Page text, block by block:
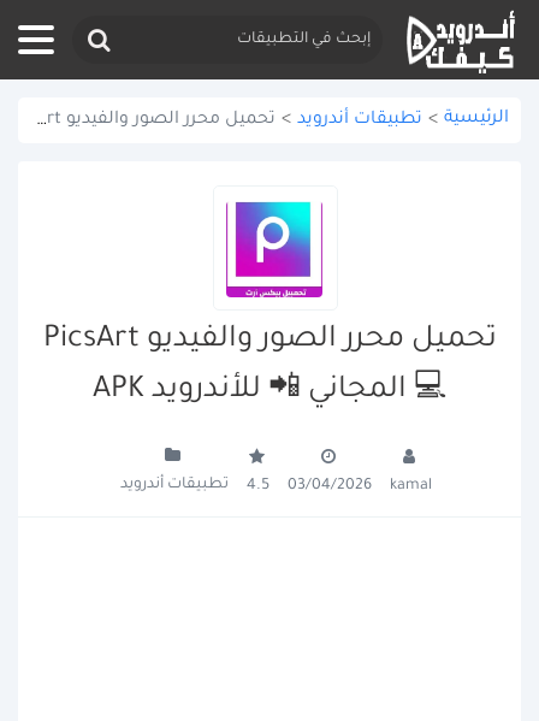
الرئيسية > تطبيقات أندرويد > تحميل محرر الصور والفيديو PicsArt 💻 المجاني 📲 للأندرويد APK
تحميل محرر الصور والفيديو PicsArt
💻 المجاني 📲 للأندرويد APK
kamal
03/04/2026
4.5 تطبيقات أندرويد